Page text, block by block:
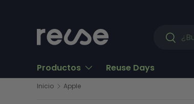
Buscar
Productos Reuse Days
Inicio Apple